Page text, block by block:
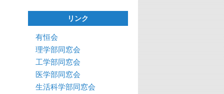
リンク
有恒会
理学部同窓会
工学部同窓会
医学部同窓会
生活科学部同窓会